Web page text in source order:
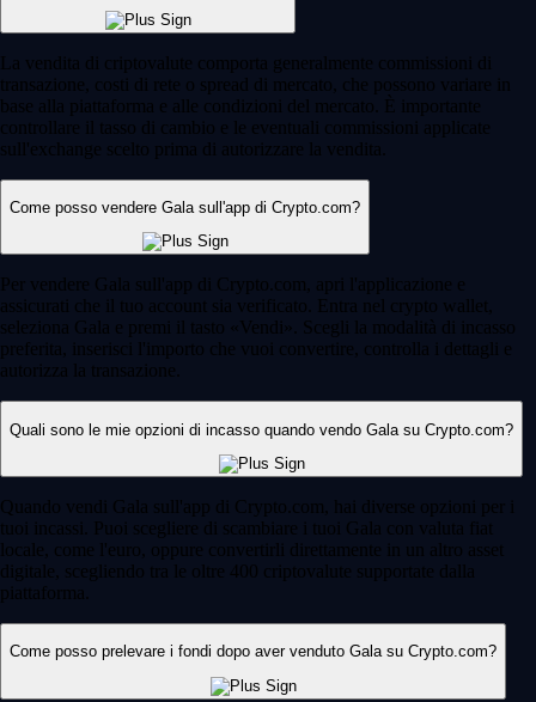
La vendita di criptovalute comporta generalmente commissioni di
transazione, costi di rete o spread di mercato, che possono variare in
base alla piattaforma e alle condizioni del mercato. È importante
controllare il tasso di cambio e le eventuali commissioni applicate
sull'exchange scelto prima di autorizzare la vendita.
Come posso vendere Gala sull'app di Crypto.com?
Per vendere Gala sull'app di Crypto.com, apri l'applicazione e
assicurati che il tuo account sia verificato. Entra nel crypto wallet,
seleziona Gala e premi il tasto «Vendi». Scegli la modalità di incasso
preferita, inserisci l'importo che vuoi convertire, controlla i dettagli e
autorizza la transazione.
Quali sono le mie opzioni di incasso quando vendo Gala su Crypto.com?
Quando vendi Gala sull'app di Crypto.com, hai diverse opzioni per i
tuoi incassi. Puoi scegliere di scambiare i tuoi Gala con valuta fiat
locale, come l'euro, oppure convertirli direttamente in un altro asset
digitale, scegliendo tra le oltre 400 criptovalute supportate dalla
piattaforma.
Come posso prelevare i fondi dopo aver venduto Gala su Crypto.com?